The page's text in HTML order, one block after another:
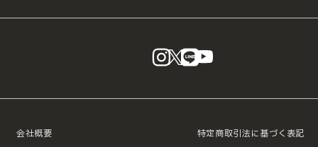
instagram
X LINE
会社概要 特定商取引法に基づく表記